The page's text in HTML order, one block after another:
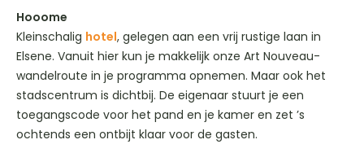
Hooome
Kleinschalig hotel, gelegen aan een vrij rustige laan in
Elsene. Vanuit hier kun je makkelijk onze Art Nouveau-
wandelroute in je programma opnemen. Maar ook het
stadscentrum is dichtbij. De eigenaar stuurt je een
toegangscode voor het pand en je kamer en zet ’s
ochtends een ontbijt klaar voor de gasten.